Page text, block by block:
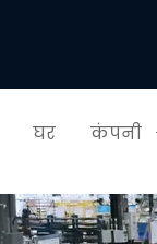
घर कंपनी